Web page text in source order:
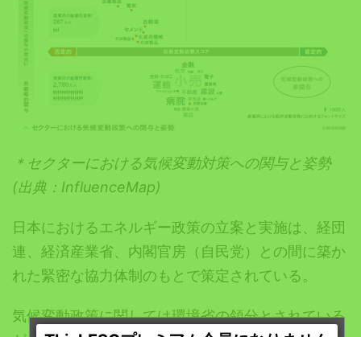
＊セクターにおける気候変動対策への関与と姿勢
(出典：InfluenceMap)
日本におけるエネルギー政策の立案と実施は、経団
連、経済産業省、内閣官房（自民党）との間に築か
れた緊密な協力体制のもとで策定されている。
気候変動政策に関しては環境省の領分とされている